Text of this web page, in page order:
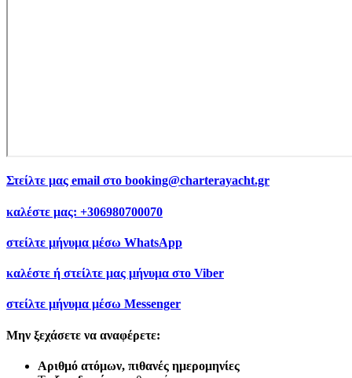
Στείλτε μας email στο booking@charterayacht.gr
καλέστε μας: +306980700070
στείλτε μήνυμα μέσω WhatsApp
καλέστε ή στείλτε μας μήνυμα στο Viber
στείλτε μήνυμα μέσω Messenger
Μην ξεχάσετε να αναφέρετε:
Αριθμό ατόμων, πιθανές ημερομηνίες